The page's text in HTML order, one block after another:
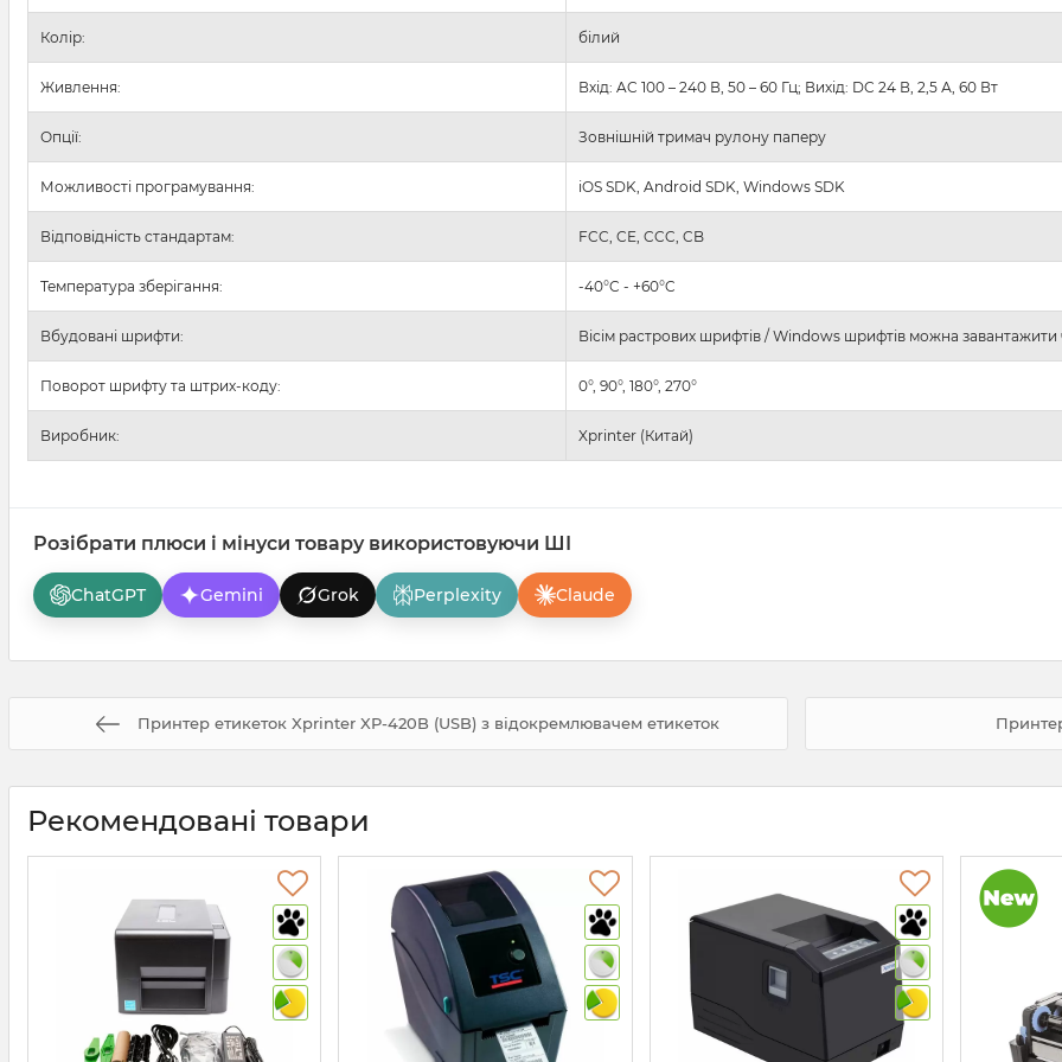
Колір: білий
Живлення: Вхід: AC 100 – 240 В, 50 – 60 Гц; Вихід: DC 24 В, 2,5 А, 60 Вт
Опції: Зовнішній тримач рулону паперу
Можливості програмування: iOS SDK, Android SDK, Windows SDK
Відповідність стандартам: FCC, CE, CCC, CB
Температура зберігання: -40°C - +60°C
Вбудовані шрифти: Вісім растрових шрифтів / Windows шрифтів можна
Поворот шрифту та штрих-коду: 0°, 90°, 180°, 270°
Виробник: Xprinter (Китай)
Розібрати плюси і мінуси товару використовуючи ШІ
ChatGPT Gemini Grok Perplexity Claude
Принтер етикеток Xprinter XP-420B (USB) з відокремлювачем етикеток
Рекомендовані товари